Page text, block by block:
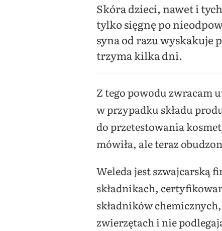
Skóra dzieci, nawet i
tylko sięgnę po
syna od razu wyskakuje
trzyma kilka dni.
Z tego powodu zwracam
w przypadku składu
do przetestowania
mówiła, ale teraz
Weleda jest szwajcarską
składnikach,
składników
zwierzętach i nie